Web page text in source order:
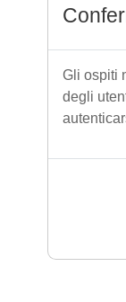
Gli ospiti
degli